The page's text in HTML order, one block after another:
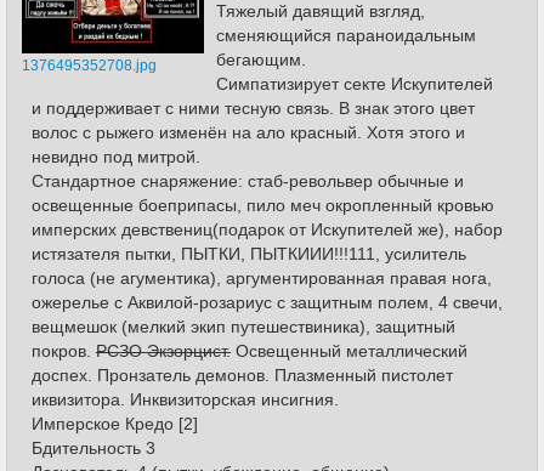
1376495352708.jpg
Тяжелый давящий взгляд,
сменяющийся параноидальным
бегающим.
Симпатизирует секте Искупителей
и поддерживает с ними тесную связь. В знак этого цвет
волос с рыжего изменён на ало красный. Хотя этого и
невидно под митрой.
Стандартное снаряжение: стаб-револьвер обычные и
освещенные боеприпасы, пило меч окропленный кровью
имперских девствениц(подарок от Искупителей же), набор
истязателя пытки, ПЫТКИ, ПЫТКИИИ!!!111, усилитель
голоса (не агументика), аргументированная правая нога,
ожерелье с Аквилой-розариус с защитным полем, 4 свечи,
вещмешок (мелкий экип путешествиника), защитный
покров. РСЗО Экзорцист. Освещенный металлический
доспех. Пронзатель демонов. Плазменный пистолет
иквизитора. Инквизиторская инсигния.
Имперское Кредо [2]
Бдительность 3